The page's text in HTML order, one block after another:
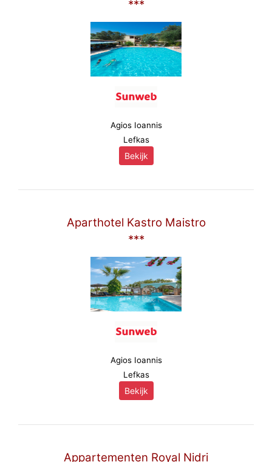
***
Agios Ioannis
Lefkas
Bekijk
Aparthotel Kastro Maistro
***
Agios Ioannis
Lefkas
Bekijk
Appartementen Royal Nidri